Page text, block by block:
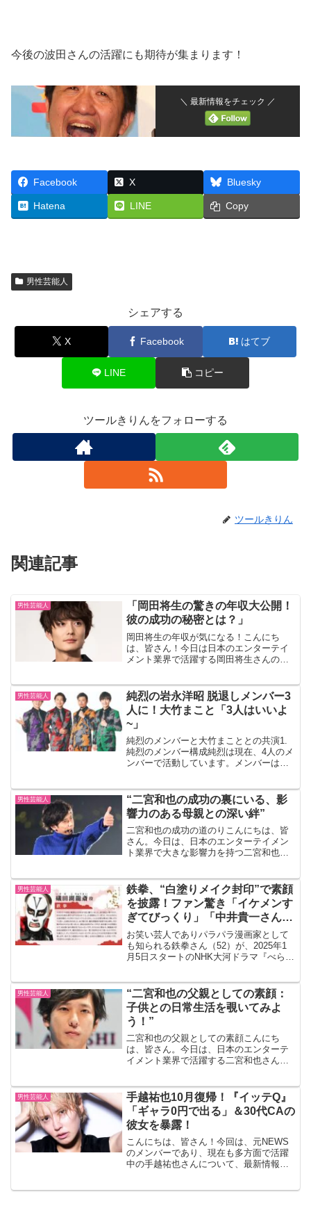
今後の波田さんの活躍にも期待が集まります！
＼ 最新情報をチェック ／
Facebook X Bluesky
Hatena LINE Copy
男性芸能人
シェアする
X Facebook はてブ
LINE コピー
ツールきりんをフォローする
ツールきりん
関連記事
男性芸能人
「岡田将生の驚きの年収大公開！
彼の成功の秘密とは？」
岡田将生の年収が気になる！こんにち
は、皆さん！今日は日本のエンターテイ
メント業界で活躍する岡田将生さんの年
卓越した演技力で多くのファンを魅了し
ていますが、彼の成功は一体...
男性芸能人
純烈の岩永洋昭 脱退しメンバー3
人に！大竹まこと「3人はいいよ
~」
純烈のメンバーと大竹まこととの共演1.
純烈のメンバー構成純烈は現在、4人のメ
ンバーで活動しています。メンバーは以
2024年7月5日、純烈のメンバー全員が文
化放...
男性芸能人
“二宮和也の成功の裏にいる、影
響力のある母親との深い絆”
二宮和也の成功の道のりこんにちは、皆
さん。今日は、日本のエンターテイメン
ト業界で大きな影響力を持つ二宮和也さ
うか。二宮和也の母親との深い絆二宮和
也さんの成功の裏には、彼...
男性芸能人
鉄拳、“白塗りメイク封印”で素顔
を披露！ファン驚き「イケメンす
ぎてびっくり」「中井貴一さんか
と…」
お笑い芸人でありパラパラ漫画家として
も知られる鉄拳さん（52）が、2025年1
月5日スタートのNHK大河ドラマ『べらぼ
イクを封印し、素顔を披露しました。そ
の姿が「イケメ...
男性芸能人
“二宮和也の父親としての素顔：
子供との日常生活を覗いてみよ
う！”
二宮和也の父親としての素顔こんにち
は、皆さん。今日は、日本のエンターテ
イメント業界で活躍する二宮和也さん
父親としてどのような人物なのか、とい
うことです。二宮和也の家庭生...
男性芸能人
手越祐也10月復帰！『イッテQ』
「ギャラ0円で出る」＆30代CAの
彼女を暴露！
こんにちは、皆さん！今回は、元NEWS
のメンバーであり、現在も多方面で活躍
中の手越祐也さんについて、最新情報を